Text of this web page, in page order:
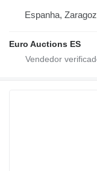
Espanha,
Euro Auctions ES